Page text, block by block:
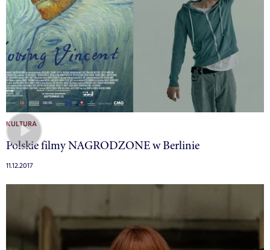
KULTURA
Polskie filmy NAGRODZONE w Berlinie
11.12.2017